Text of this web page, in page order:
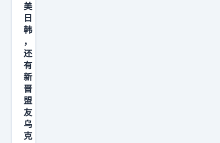
了
三
十
年
，
终
于
发
现
了
美
日
韩
，
还
有
新
晋
盟
友
乌
克